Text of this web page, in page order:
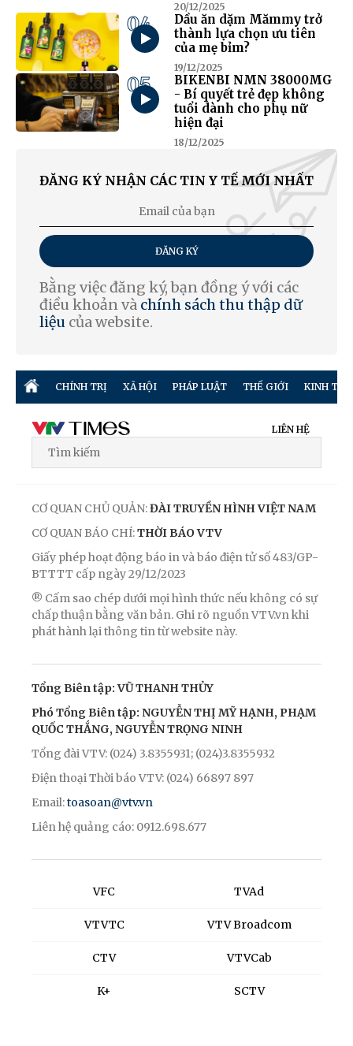
20/12/2025
04
Dầu ăn dặm Mămmy trở
thành lựa chọn ưu tiên
của mẹ bỉm?
19/12/2025
05
BIKENBI NMN 38000MG
- Bí quyết trẻ đẹp không
tuổi dành cho phụ nữ
hiện đại
18/12/2025
ĐĂNG KÝ NHẬN CÁC TIN Y TẾ MỚI NHẤT
ĐĂNG KÝ
Bằng việc đăng ký, bạn đồng ý với các
điều khoản và chính sách thu thập dữ
liệu của website.
CHÍNH TRỊ XÃ HỘI PHÁP LUẬT THẾ GIỚI KINH TẾ
LIÊN HỆ
CƠ QUAN CHỦ QUẢN:ĐÀI TRUYỀN HÌNH VIỆT NAM
CƠ QUAN BÁO CHÍ:THỜI BÁO VTV
Giấy phép hoạt động báo in và báo điện tử số 483/GP-
BTTTT cấp ngày 29/12/2023
® Cấm sao chép dưới mọi hình thức nếu không có sự
chấp thuận bằng văn bản. Ghi rõ nguồn VTV.vn khi
phát hành lại thông tin từ website này.
Tổng Biên tập: VŨ THANH THỦY
Phó Tổng Biên tập: NGUYỄN THỊ MỸ HẠNH, PHẠM
QUỐC THẮNG, NGUYỄN TRỌNG NINH
Tổng đài VTV: (024) 3.8355931; (024)3.8355932
Điện thoại Thời báo VTV: (024) 66897 897
Email:toasoan@vtv.vn
Liên hệ quảng cáo: 0912.698.677
VFC
VTVTC
CTV
K+
TVAd
VTV Broadcom
VTVCab
SCTV